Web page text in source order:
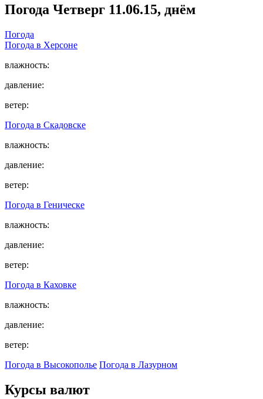
Погода Четверг 11.06.15, днём
Погода
Погода в Херсоне
влажность:
давление:
ветер:
Погода в Скадовске
влажность:
давление:
ветер:
Погода в Геническе
влажность:
давление:
ветер:
Погода в Каховке
влажность:
давление:
ветер:
Погода в Высокополье Погода в Лазурном
Курсы валют